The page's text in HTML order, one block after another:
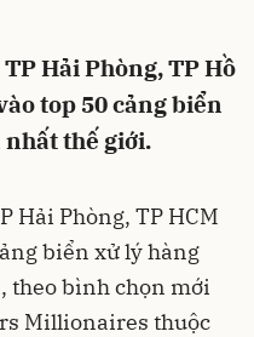
Hải Phòng, TP Hồ
top 50 cảng biển
thế giới.
Hải Phòng, TP HCM
biển xử lý hàng
theo bình chọn mới
Millionaires thuộc
Hủy